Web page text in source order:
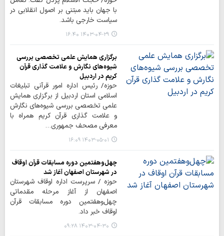
با جهان باید مبتنی بر اصول انقلابی در
سیاست خارجی باشد.
۱۴۰۳-۰۴-۲۹ ۱۶:۴۰
برگزاری همایش علمی تخصصی بررسی
شیوه‌های نگارش و علامت گذاری قرآن
کریم در اردبیل
حوزه/ رئیس اداره امور قرآنی تبلیغات
اسلامی استان اردبیل از برگزاری همایش
علمی تخصصی بررسی شیوه‌های نگارش
و علامت گذاری قرآن کریم همراه با
معرفی مصحف جمهوری…
۱۴۰۳-۰۵-۰۱ ۱۶:۰۹
چهل‌وهفتمین دوره مسابقات قرآن اوقاف
در شهرستان اصفهان آغاز شد
حوزه / سرپرست اداره اوقاف شهرستان
اصفهان از آغاز مرحله مقدماتی
چهل‌وهفتمین دوره مسابقات قرآن
اوقاف خبر داد.
۱۴۰۳-۰۴-۳۰ ۰۹:۲۸